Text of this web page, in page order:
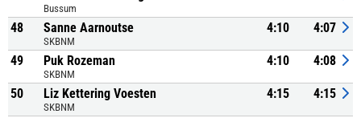
Bussum
48 Sanne Aarnoutse
SKBNM
4:10 4:07
49 Puk Rozeman
SKBNM
4:10 4:08
50 Liz Kettering Voesten
SKBNM
4:15 4:15